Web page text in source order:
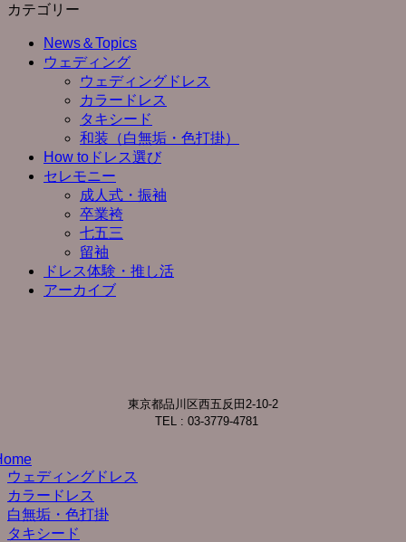
カテゴリー
News＆Topics
ウェディング
ウェディングドレス
カラードレス
タキシード
和装（白無垢・色打掛）
How toドレス選び
セレモニー
成人式・振袖
卒業袴
七五三
留袖
ドレス体験・推し活
アーカイブ
東京都品川区西五反田2-10-2
TEL : 03-3779-4781
ウェディングドレス
カラードレス
白無垢・色打掛
タキシード